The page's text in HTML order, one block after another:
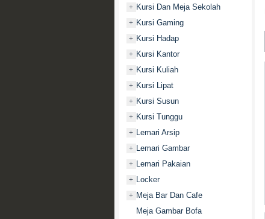
+ Kursi Dan Meja Sekolah
+ Kursi Gaming
+ Kursi Hadap
+ Kursi Kantor
+ Kursi Kuliah
+ Kursi Lipat
+ Kursi Susun
+ Kursi Tunggu
+ Lemari Arsip
+ Lemari Gambar
+ Lemari Pakaian
+ Locker
+ Meja Bar Dan Cafe
Meja Gambar Bofa